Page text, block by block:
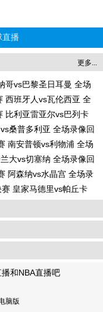
直播
更多...
哥vs巴黎圣日耳曼 全场
西班牙人vs瓦伦西亚 全
比利亚雷亚尔vs巴列卡
桑普多利亚 全场录像回
南安普顿vs利物浦 全场
大vs切塞纳 全场录像回
阿森纳vs水晶宫 全场录
皇家马德里vs帕丘卡
和NBA直播吧
脑版